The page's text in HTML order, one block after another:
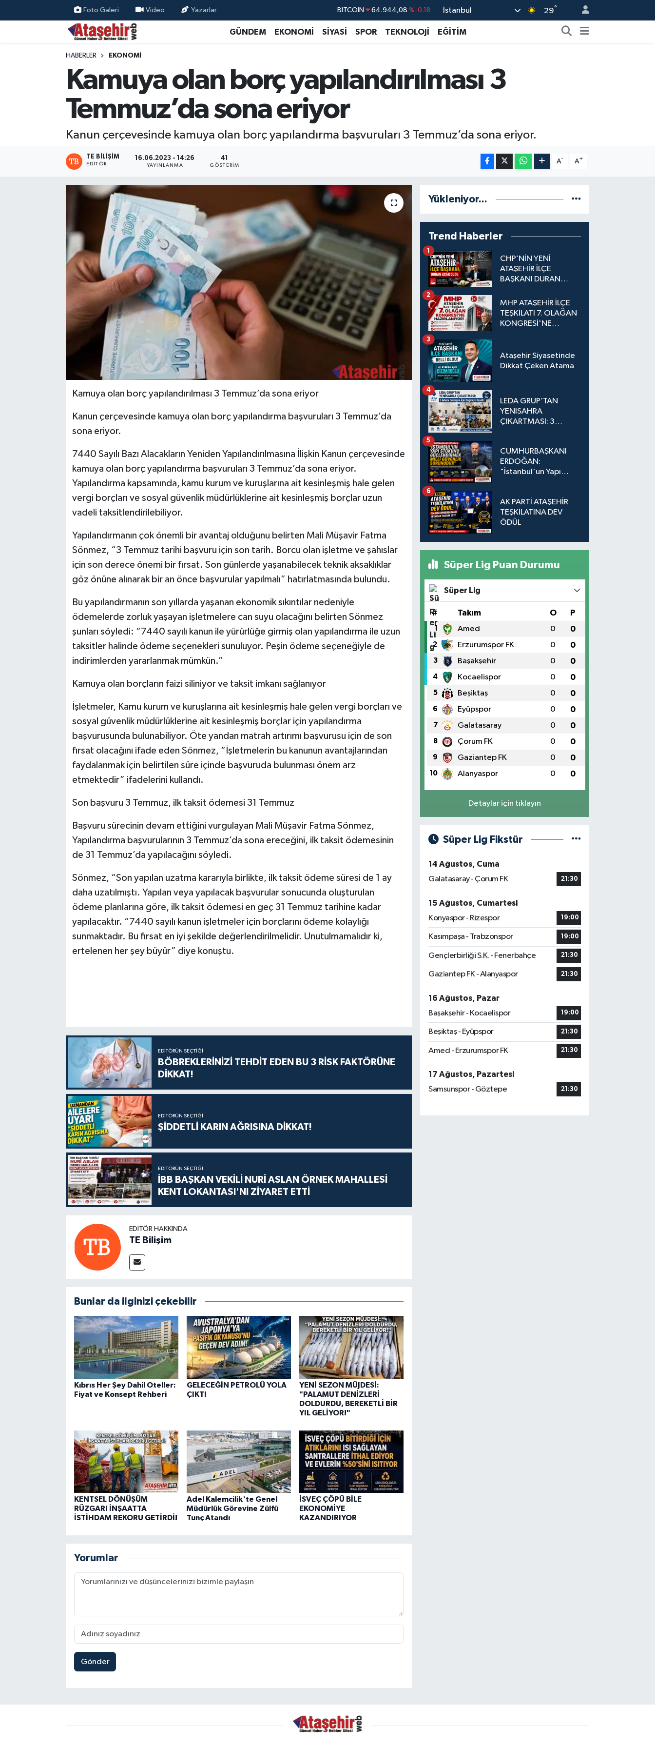
Foto Galeri Video Yazarlar DOLAR 47,7436 %0.18
EURO 55,2510 %0.32
BİST100 13.779 %-14
İstanbul 29°
GÜNDEM EKONOMİ SİYASİ SPOR TEKNOLOJİ EĞİTİM
HABERLER EKONOMİ
Kamuya olan borç yapılandırılması 3
Temmuz’da sona eriyor
Kanun çerçevesinde kamuya olan borç yapılandırma başvuruları 3 Temmuz’da sona eriyor.
TE BILIŞIM
EDITÖR
16.06.2023 - 14:26
YAYINLANMA
41
GÖSTERIM
A- A+
Kamuya olan borç yapılandırılması 3 Temmuz’da sona eriyor
Kanun çerçevesinde kamuya olan borç yapılandırma başvuruları 3 Temmuz’da
sona eriyor.
7440 Sayılı Bazı Alacakların Yeniden Yapılandırılmasına İlişkin Kanun çerçevesinde
kamuya olan borç yapılandırma başvuruları 3 Temmuz’da sona eriyor.
Yapılandırma kapsamında, kamu kurum ve kuruşlarına ait kesinleşmiş hale gelen
vergi borçları ve sosyal güvenlik müdürlüklerine ait kesinleşmiş borçlar uzun
vadeli taksitlendirilebiliyor.
Yapılandırmanın çok önemli bir avantaj olduğunu belirten Mali Müşavir Fatma
Sönmez, “3 Temmuz tarihi başvuru için son tarih. Borcu olan işletme ve şahıslar
için son derece önemi bir fırsat. Son günlerde yaşanabilecek teknik aksaklıklar
göz önüne alınarak bir an önce başvurular yapılmalı” hatırlatmasında bulundu.
Bu yapılandırmanın son yıllarda yaşanan ekonomik sıkıntılar nedeniyle
ödemelerde zorluk yaşayan işletmelere can suyu olacağını belirten Sönmez
şunları söyledi: “7440 sayılı kanun ile yürürlüğe girmiş olan yapılandırma ile uzun
taksitler halinde ödeme seçenekleri sunuluyor. Peşin ödeme seçeneğiyle de
indirimlerden yararlanmak mümkün.”
Kamuya olan borçların faizi siliniyor ve taksit imkanı sağlanıyor
İşletmeler, Kamu kurum ve kuruşlarına ait kesinleşmiş hale gelen vergi borçları ve
sosyal güvenlik müdürlüklerine ait kesinleşmiş borçlar için yapılandırma
başvurusunda bulunabiliyor. Öte yandan matrah artırımı başvurusu için de son
fırsat olacağını ifade eden Sönmez, “İşletmelerin bu kanunun avantajlarından
faydalanmak için belirtilen süre içinde başvuruda bulunması önem arz
etmektedir” ifadelerini kullandı.
Son başvuru 3 Temmuz, ilk taksit ödemesi 31 Temmuz
Başvuru sürecinin devam ettiğini vurgulayan Mali Müşavir Fatma Sönmez,
Yapılandırma başvurularının 3 Temmuz’da sona ereceğini, ilk taksit ödemesinin
de 31 Temmuz’da yapılacağını söyledi.
Sönmez, “Son yapılan uzatma kararıyla birlikte, ilk taksit ödeme süresi de 1 ay
daha uzatılmıştı. Yapılan veya yapılacak başvurular sonucunda oluşturulan
ödeme planlarına göre, ilk taksit ödemesi en geç 31 Temmuz tarihine kadar
yapılacaktır. “7440 sayılı kanun işletmeler için borçlarını ödeme kolaylığı
sunmaktadır. Bu fırsat en iyi şekilde değerlendirilmelidir. Unutulmamalıdır ki,
ertelenen her şey büyür” diye konuştu.
EDITÖRÜN SEÇTIĞI
BÖBREKLERİNİZİ TEHDİT EDEN BU 3 RİSK FAKTÖRÜNE
DİKKAT!
EDITÖRÜN SEÇTIĞI
ŞİDDETLİ KARIN AĞRISINA DİKKAT!
EDITÖRÜN SEÇTIĞI
İBB BAŞKAN VEKİLİ NURİ ASLAN ÖRNEK MAHALLESİ
KENT LOKANTASI'NI ZİYARET ETTİ
EDITÖR HAKKINDA
TE Bilişim
Bunlar da ilginizi çekebilir
Kıbrıs Her Şey Dahil Oteller:
Fiyat ve Konsept Rehberi
GELECEĞİN PETROLÜ YOLA
ÇIKTI
YENİ SEZON MÜJDESİ:
"PALAMUT DENİZLERİ
DOLDURDU, BEREKETLİ BİR
YIL GELİYOR!"
KENTSEL DÖNÜŞÜM
RÜZGARI İNŞAATTA
İSTİHDAM REKORU GETİRDİ!
Adel Kalemcilik'te Genel
Müdürlük Görevine Zülfü
Tunç Atandı
İSVEÇ ÇÖPÜ BİLE
EKONOMİYE
KAZANDIRIYOR
Yorumlar
Gönder
Yükleniyor...
Trend Haberler
CHP’NİN YENİ
ATAŞEHİR İLÇE
BAŞKANI DURAN
1
MHP ATAŞEHİR İLÇE
TEŞKİLATI 7. OLAĞAN
KONGRESİ'NE
2
Ataşehir Siyasetinde
Dikkat Çeken Atama
3
LEDA GRUP’TAN
YENİSAHRA
ÇIKARTMASI: 3
4
CUMHURBAŞKANI
ERDOĞAN:
"İstanbul'un Yapı
Güvenlik Sorunudur"
5
AK PARTİ ATAŞEHİR
TEŞKİLATINA DEV
ÖDÜL
6
Süper Lig Puan Durumu
Süper Lig
# Takım O P
1 Amed 0 0
2 Erzurumspor FK 0 0
3 Başakşehir 0 0
4 Kocaelispor 0 0
5 Beşiktaş 0 0
6 Eyüpspor 0 0
7 Galatasaray 0 0
8 Çorum FK 0 0
9 Gaziantep FK 0 0
10 Alanyaspor 0 0
Detaylar için tıklayın
Süper Lig Fikstür
14 Ağustos, Cuma
Galatasaray - Çorum FK
21:30
15 Ağustos, Cumartesi
Konyaspor - Rizespor
19:00
Kasımpaşa - Trabzonspor 19:00
Gençlerbirliği S.K. - Fenerbahçe 21:30
Gaziantep FK - Alanyaspor 21:30
16 Ağustos, Pazar
Başakşehir - Kocaelispor
19:00
Beşiktaş - Eyüpspor 21:30
Amed - Erzurumspor FK 21:30
17 Ağustos, Pazartesi
Samsunspor - Göztepe
21:30
Hava Durumu
Süper Lig Puan Durumu ve Fikstür
Tüm Manşetler
Son Dakika Haberleri
Haber Arşivi